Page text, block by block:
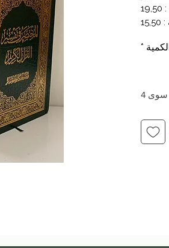
*
4